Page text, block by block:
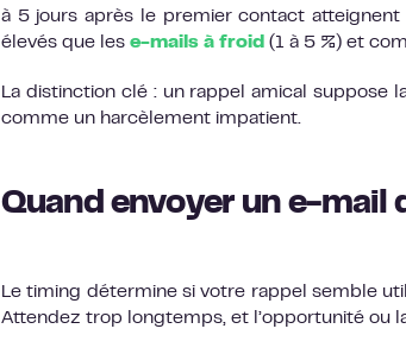
à 5 jours après le premier contact
élevés que les e-mails à froid (1 à 5 %) et
La distinction clé : un rappel amical suppose
comme un harcèlement impatient.
Quand envoyer un e-mail
Le timing détermine si votre rappel semble
Attendez trop longtemps, et l’opportunité ou